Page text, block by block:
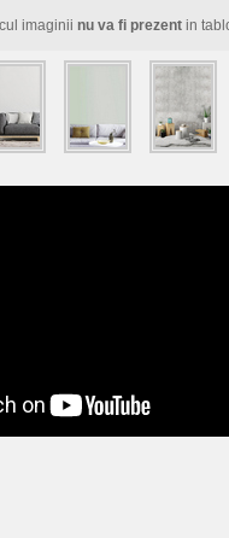
imaginiinu va fi prezent in